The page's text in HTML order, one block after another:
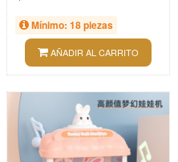
Mínimo: 18 piezas
AÑADIR AL CARRITO